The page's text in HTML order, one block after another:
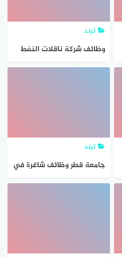
ترند
وظائف شركة ناقلات النفط
الكويتية للمواطنين والاجانب
ترند
جامعة قطر وظائف شاغرة في
قطر للمواطنين والاجانب